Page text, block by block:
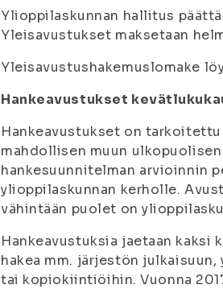
Ylioppilaskunnan hallitus
Yleisavustukset maksetaan
Yleisavustushakemuslomake
Hankeavustukset
Hankeavustukset on
mahdollisen muun
hankesuunnitelman arvioinnin
ylioppilaskunnan kerholle.
vähintään puolet on
Hankeavustuksia jaetaan kaksi
hakea mm. järjestön
tai kopiokiintiöihin. Vuonna